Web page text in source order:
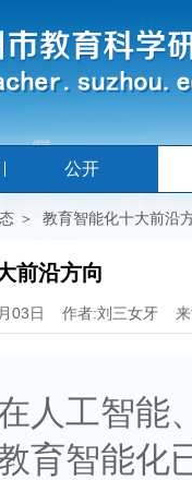
公开
＞ 教育智能化十大前沿
前沿方向
月03日 作者:刘三女牙
人工智能
育智能化